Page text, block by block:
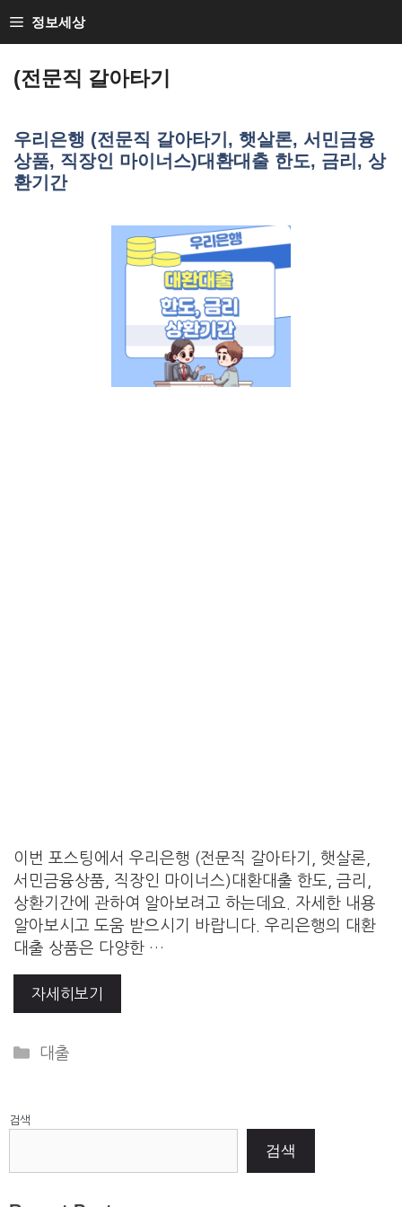
to
정보세상
(전문직 갈아타기
우리은행 (전문직 갈아타기, 햇살론, 서민금융
상품, 직장인 마이너스)대환대출 한도, 금리, 상
환기간
이번 포스팅에서 우리은행 (전문직 갈아타기, 햇살론,
서민금융상품, 직장인 마이너스)대환대출 한도, 금리,
상환기간에 관하여 알아보려고 하는데요. 자세한 내용
알아보시고 도움 받으시기 바랍니다. 우리은행의 대환
대출 상품은 다양한 …
자세히보기
Categories
대출
검색
검색